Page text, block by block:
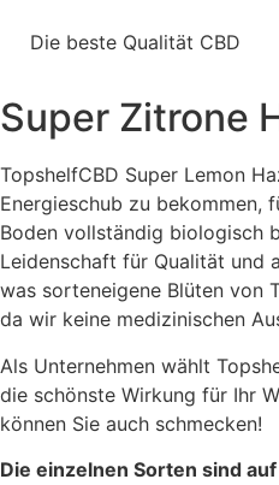
Die beste Qualität CBD
Super Zitrone
TopshelfCBD Super Lemon
Energieschub zu bekommen,
Boden vollständig biologisch
Leidenschaft für Qualität und
was sorteneigene Blüten von
da wir keine medizinischen
Als Unternehmen wählt
die schönste Wirkung für Ihr
können Sie auch schmecken!
Die einzelnen Sorten sind